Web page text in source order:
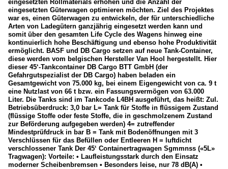
eingesetzten Rollmaterials erhöhen und die Anzahl der
eingesetzten Güterwagen optimieren möchten. Ziel des Projektes
war es, einen Güterwagen zu entwickeln, der für unterschiedliche
Arten von Ladegütern ganzjährig eingesetzt werden kann und
somit über den gesamten Life Cycle des Wagens hinweg eine
kontinuierlich hohe Beschäftigung und ebenso hohe Produktivität
ermöglicht. BASF und DB Cargo setzen auf neue Tank-Container,
diese werden vom belgischen Hersteller Van Hool hergestellt. Hier
dieser 45‘-Tankcontainer DB Cargo BTT GmbH (der
Gefahrgutspezialist der DB Cargo) haben beladen ein
Gesamtgewicht von 75.000 kg, bei einem Eigengewicht von ca. 9 t
eine Nutzlast von 66 t bzw. ein Fassungsvermögen von 63.000
Liter. Die Tanks sind im Tankcode L4BH ausgeführt, das heißt: Zul.
Betriebsüberdruck: 3,0 bar L= Tank für Stoffe in flüssigem Zustand
(flüssige Stoffe oder feste Stoffe, die in geschmolzenem Zustand
zur Beförderung aufgegeben werden) 4= zutreffender
Mindestprüfdruck in bar B = Tank mit Bodenöffnungen mit 3
Verschlüssen für das Befüllen oder Entleeren H = luftdicht
verschlossener Tank Der 45‘ Containertragwagen Sgmmnss («5L»
Tragwagen): Vorteile: • Laufleistungsstark durch den Einsatz
moderner Scheibenbremsen • Besonders leise, nur 78 dB(A) •